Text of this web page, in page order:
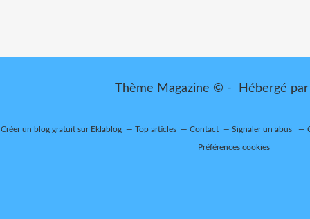
Thème Magazine © - Hébergé par
Créer un blog gratuit sur Eklablog Top articles Contact Signaler un abus
Préférences cookies